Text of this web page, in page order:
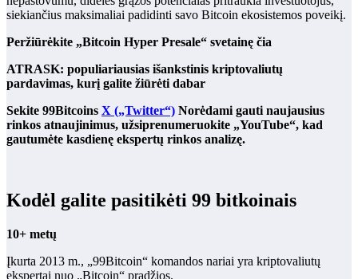
siekiančius maksimaliai padidinti savo Bitcoin ekosistemos poveikį.
Peržiūrėkite „Bitcoin Hyper Presale“ svetainę čia
ATRASK: populiariausias išankstinis kriptovaliutų
pardavimas, kurį galite žiūrėti dabar
Sekite 99Bitcoins X („Twitter“) Norėdami gauti naujausius
rinkos atnaujinimus, užsiprenumeruokite „YouTube“, kad
gautumėte kasdienę ekspertų rinkos analizę.
Kodėl galite pasitikėti 99 bitkoinais
10+ metų
Įkurta 2013 m., „99Bitcoin“ komandos nariai yra kriptovaliutų
ekspertai nuo „Bitcoin“ pradžios.